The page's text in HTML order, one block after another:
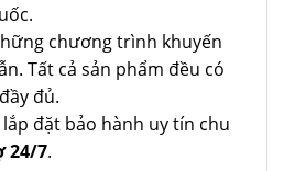
chương trình khuyến
Tất cả sản phẩm đều có
đủ.
đặt bảo hành uy tín chu
24/7.